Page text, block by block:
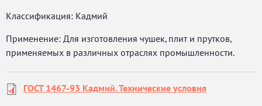
Классификация: Кадмий
Применение: Для изготовления чушек, плит и прутков,
применяемых в различных отраслях промышленности.
ГОСТ 1467-93 Кадмий. Технические условия